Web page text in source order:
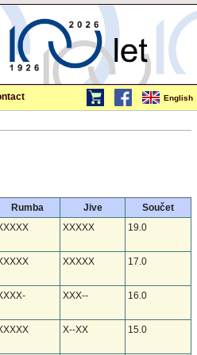
English
Rumba Jive
Součet
XXXXX 19.0
XXXXX 17.0
XXX-- 16.0
X--XX 15.0